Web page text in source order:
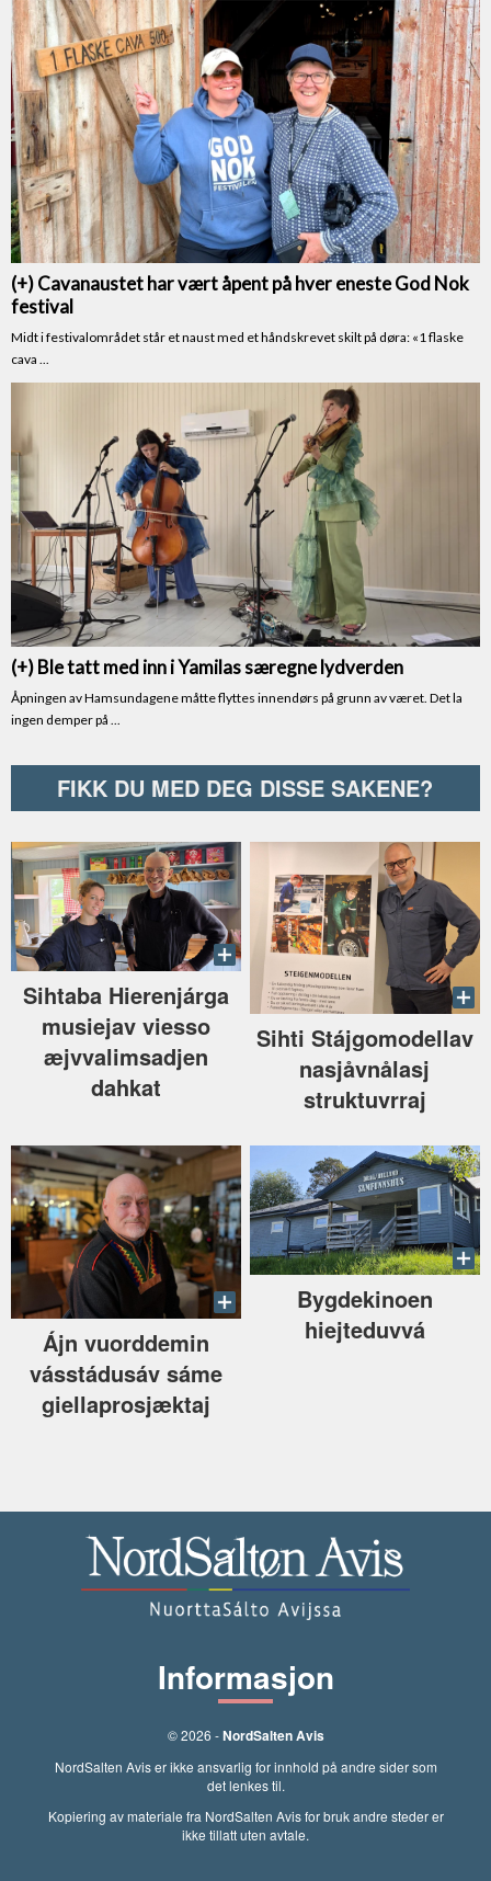
FIKK DU MED DEG DISSE SAKENE?
Sihtaba Hierenjárga
musiejav viesso
æjvvalimsadjen
dahkat
Sihti Stájgomodellav
nasjåvnålasj
struktuvrraj
Ájn vuorddemin
vásstádusáv sáme
giellaprosjæktaj
Bygdekinoen
hiejteduvvá
Informasjon
© 2026 -NordSalten Avis
NordSalten Avis er ikke ansvarlig for innhold på andre sider som
det lenkes til.
Kopiering av materiale fra NordSalten Avis for bruk andre steder er
ikke tillatt uten avtale.